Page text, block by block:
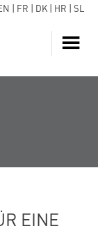
FR DK HR SL
EINE